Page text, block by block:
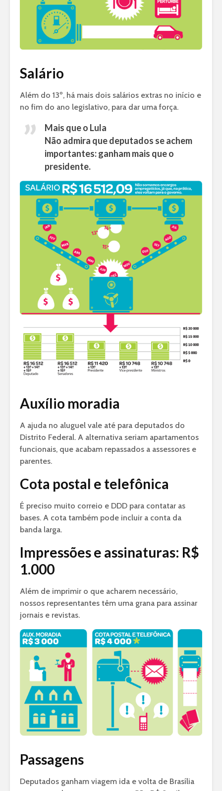
Salário
Além do 13º, há mais dois salários extras no início e
no fim do ano legislativo, para dar uma força.
Mais que o Lula
Não admira que deputados se achem
importantes: ganham mais que o
presidente.
Auxílio moradia
A ajuda no aluguel vale até para deputados do
Distrito Federal. A alternativa seriam apartamentos
funcionais, que acabam repassados a assessores e
parentes.
Cota postal e telefônica
É preciso muito correio e DDD para contatar as
bases. A cota também pode incluir a conta da
banda larga.
Impressões e assinaturas: R$
1.000
Além de imprimir o que acharem necessário,
nossos representantes têm uma grana para assinar
jornais e revistas.
Passagens
Deputados ganham viagem ida e volta de Brasília